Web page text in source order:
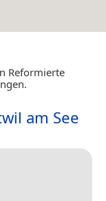
Reformierte
am See